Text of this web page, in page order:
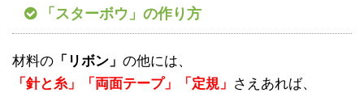
「スターボウ」の作り方
材料の 「リボン」 の他には、
「針と糸」「両面テープ」「定規」 さえあれば、